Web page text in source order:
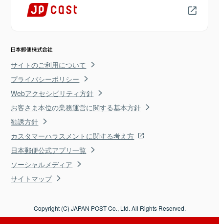
サイトのご利用について
プライバシーポリシー
Webアクセシビリティ方針
お客さま本位の業務運営に関する基本方針
勧誘方針
カスタマーハラスメントに関する考え方
日本郵便公式アプリ一覧
ソーシャルメディア
サイトマップ
Copyright (C) JAPAN POST Co., Ltd. All Rights Reserved.